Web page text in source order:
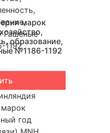
марок
образование,
№1186-1192